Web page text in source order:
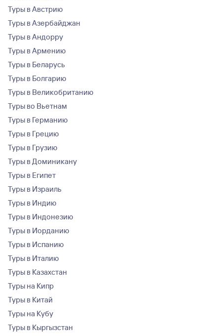
Туры в Австрию
Туры в Азербайджан
Туры в Андорру
Туры в Армению
Туры в Беларусь
Туры в Болгарию
Туры в Великобританию
Туры во Вьетнам
Туры в Германию
Туры в Грецию
Туры в Грузию
Туры в Доминикану
Туры в Египет
Туры в Израиль
Туры в Индию
Туры в Индонезию
Туры в Иорданию
Туры в Испанию
Туры в Италию
Туры в Казахстан
Туры на Кипр
Туры в Китай
Туры на Кубу
Туры в Кыргызстан